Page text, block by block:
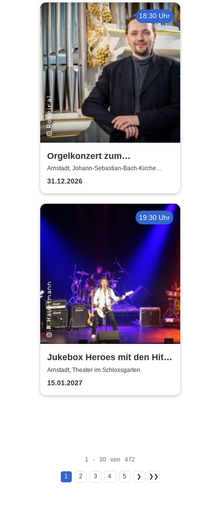
18:30 Uhr
Orgelkonzert zum
Jahresausklang
Arnstadt, Johann-Sebastian-Bach-Kirche
Arnstadt
31.12.2026
19:30 Uhr
Jukebox Heroes mit den Hits
von Sweet, Slade u.v.a. - 2027
Arnstadt, Theater im Schlossgarten
15.01.2027
1 - 30 von 472
1 2 3 4 5 ❯ ❯❯